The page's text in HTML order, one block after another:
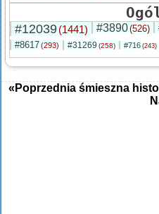
#12039(1441) #3890(526)
#8617(293) #31269 (258) #716 (243)
«Poprzednia śmieszna